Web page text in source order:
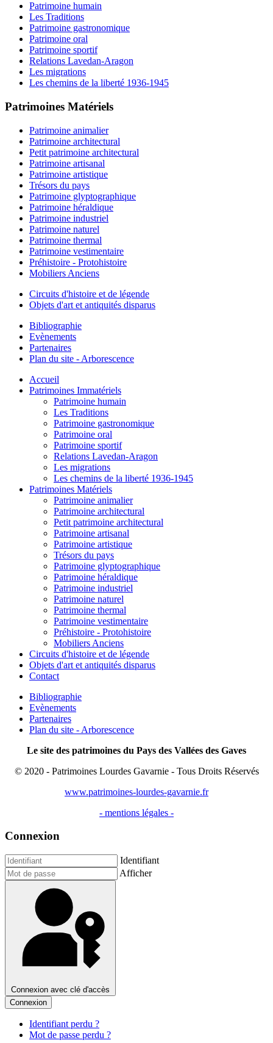
Patrimoine humain
Les Traditions
Patrimoine gastronomique
Patrimoine oral
Patrimoine sportif
Relations Lavedan-Aragon
Les migrations
Les chemins de la liberté 1936-1945
Patrimoines Matériels
Patrimoine animalier
Patrimoine architectural
Petit patrimoine architectural
Patrimoine artisanal
Patrimoine artistique
Trésors du pays
Patrimoine glyptographique
Patrimoine héraldique
Patrimoine industriel
Patrimoine naturel
Patrimoine thermal
Patrimoine vestimentaire
Préhistoire - Protohistoire
Mobiliers Anciens
Circuits d'histoire et de légende
Objets d'art et antiquités disparus
Bibliographie
Evènements
Partenaires
Plan du site - Arborescence
Accueil
Patrimoines Immatériels
Patrimoine humain
Les Traditions
Patrimoine gastronomique
Patrimoine oral
Patrimoine sportif
Relations Lavedan-Aragon
Les migrations
Les chemins de la liberté 1936-1945
Patrimoines Matériels
Patrimoine animalier
Patrimoine architectural
Petit patrimoine architectural
Patrimoine artisanal
Patrimoine artistique
Trésors du pays
Patrimoine glyptographique
Patrimoine héraldique
Patrimoine industriel
Patrimoine naturel
Patrimoine thermal
Patrimoine vestimentaire
Préhistoire - Protohistoire
Mobiliers Anciens
Circuits d'histoire et de légende
Objets d'art et antiquités disparus
Contact
Bibliographie
Evènements
Partenaires
Plan du site - Arborescence
Le site des patrimoines du Pays des Vallées des Gaves
© 2020 - Patrimoines Lourdes Gavarnie - Tous Droits Réservés
www.patrimoines-lourdes-gavarnie.fr
- mentions légales -
Connexion
Identifiant
Afficher
Connexion avec clé d'accès
Connexion
Identifiant perdu ?
Mot de passe perdu ?